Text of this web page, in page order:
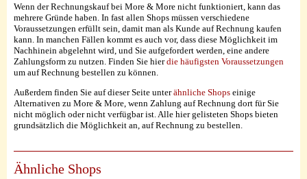
Wenn der Rechnungskauf bei More & More nicht funktioniert, kann das
mehrere Gründe haben. In fast allen Shops müssen verschiedene
Voraussetzungen erfüllt sein, damit man als Kunde auf Rechnung kaufen
kann. In manchen Fällen kommt es auch vor, dass diese Möglichkeit im
Nachhinein abgelehnt wird, und Sie aufgefordert werden, eine andere
Zahlungsform zu nutzen. Finden Sie hierdie häufigsten Voraussetzungen
um auf Rechnung bestellen zu können.
Außerdem finden Sie auf dieser Seite unterähnliche Shops einige
Alternativen zu More & More, wenn Zahlung auf Rechnung dort für Sie
nicht möglich oder nicht verfügbar ist. Alle hier gelisteten Shops bieten
grundsätzlich die Möglichkeit an, auf Rechnung zu bestellen.
Ähnliche Shops